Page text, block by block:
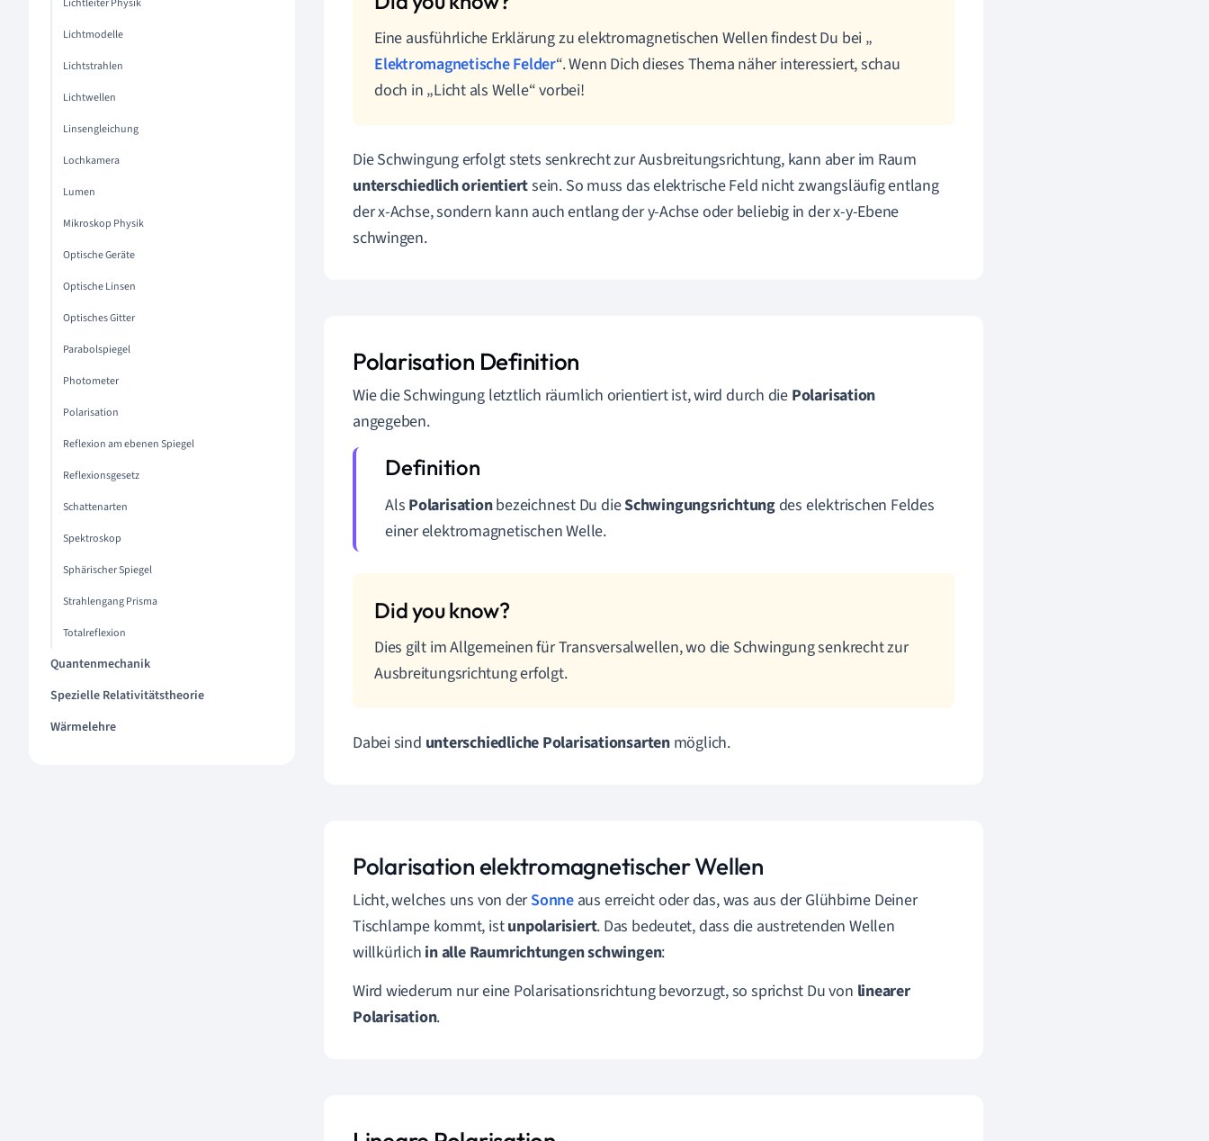
Lichtleiter Physik
Lichtmodelle
Lichtstrahlen
Lichtwellen
Linsengleichung
Lochkamera
Lumen
Mikroskop Physik
Optische Geräte
Optische Linsen
Optisches Gitter
Parabolspiegel
Photometer
Polarisation
Reflexion am ebenen Spiegel
Reflexionsgesetz
Schattenarten
Spektroskop
Sphärischer Spiegel
Strahlengang Prisma
Totalreflexion
Quantenmechanik
Spezielle Relativitätstheorie
Wärmelehre
Eine ausführliche Erklärung zu elektromagnetischen Wellen findest Du bei „
Elektromagnetische Felder“. Wenn Dich dieses Thema näher interessiert, schau
doch in „Licht als Welle“ vorbei!
Die Schwingung erfolgt stets senkrecht zur Ausbreitungsrichtung, kann aber im Raum
unterschiedlich orientiertsein. So muss das elektrische Feld nicht zwangsläufig entlang
der x-Achse, sondern kann auch entlang der y-Achse oder beliebig in der x-y-Ebene
schwingen.
Polarisation Definition
Wie die Schwingung letztlich räumlich orientiert ist, wird durch die Polarisation
angegeben.
Als Polarisationbezeichnest Du dieSchwingungsrichtungdes elektrischen Feldes
einer elektromagnetischen Welle.
Dies gilt im Allgemeinen für Transversalwellen, wo die Schwingung senkrecht zur
Ausbreitungsrichtung erfolgt.
Dabei sind unterschiedliche Polarisationsarten möglich.
Polarisation elektromagnetischer Wellen
Licht, welches uns von derSonneaus erreicht oder das, was aus der Glühbirne Deiner
Tischlampe kommt, istunpolarisiert. Das bedeutet, dass die austretenden Wellen
willkürlich in alle Raumrichtungen schwingen:
Wird wiederum nur eine Polarisationsrichtung bevorzugt, so sprichst Du von linearer
Polarisation.